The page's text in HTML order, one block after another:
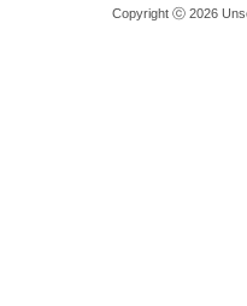
Copyright ⓒ 2026